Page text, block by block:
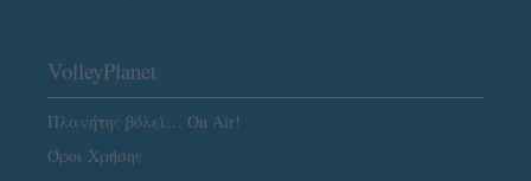
VolleyPlanet
Πλανήτης βόλεϊ… On Air!
Όροι Χρήσης